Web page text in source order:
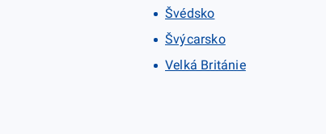
Švédsko
Švýcarsko
Velká Británie